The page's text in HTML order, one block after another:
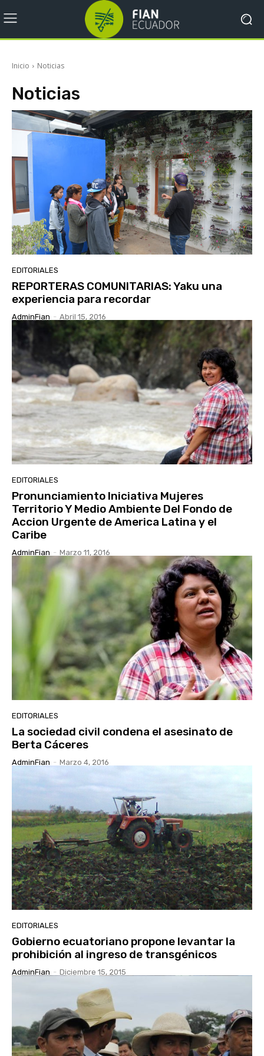
Inicio Noticias
Noticias
EDITORIALES
REPORTERAS COMUNITARIAS: Yaku una
experiencia para recordar
AdminFian - Abril 15, 2016
EDITORIALES
Pronunciamiento Iniciativa Mujeres
Territorio Y Medio Ambiente Del Fondo de
Accion Urgente de America Latina y el
Caribe
AdminFian - Marzo 11, 2016
EDITORIALES
La sociedad civil condena el asesinato de
Berta Cáceres
AdminFian - Marzo 4, 2016
EDITORIALES
Gobierno ecuatoriano propone levantar la
prohibición al ingreso de transgénicos
AdminFian - Diciembre 15, 2015